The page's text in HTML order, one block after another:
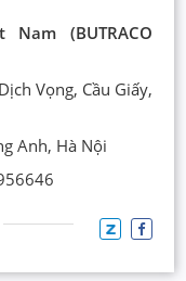
(BUTRACO
Vọng, Cầu Giấy,
Anh, Hà Nội